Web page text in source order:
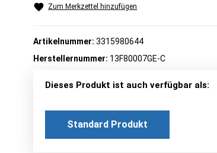
Zum Merkzettel hinzufügen
Artikelnummer: 3315980644
Herstellernummer: 13F80007GE-C
Dieses Produkt ist auch verfügbar als:
Standard Produkt